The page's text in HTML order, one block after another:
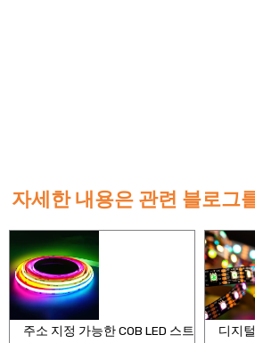
자세한 내용은 관련 블로그
주소 지정 가능한 COB LED 스트
디지